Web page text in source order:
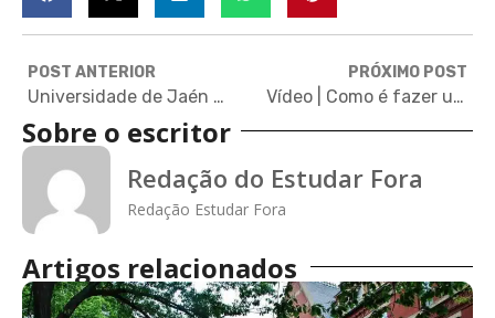
POST ANTERIOR
Universidade de Jaén oferece 30 bolsas para mestrado na Espanha
PRÓXIMO POST
Vídeo | Como é fazer um MPA no exterior? | Políticas públicas nos EUA e na Coreia do Sul
Sobre o escritor
Redação do Estudar Fora
Redação Estudar Fora
Artigos relacionados